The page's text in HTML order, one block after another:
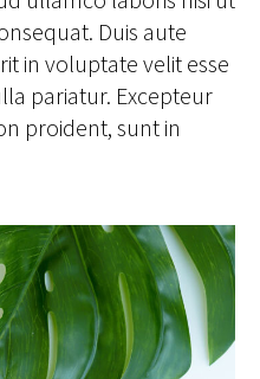
Duis aute
in voluptate velit esse
pariatur. Excepteur
proident, sunt in